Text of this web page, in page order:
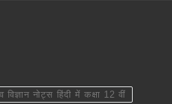
नोट्स हिंदी में कक्षा 12 वीं